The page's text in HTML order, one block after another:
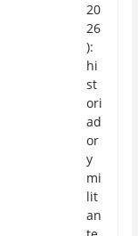
20
26
):
hi
st
ori
ad
or
y
mi
lit
an